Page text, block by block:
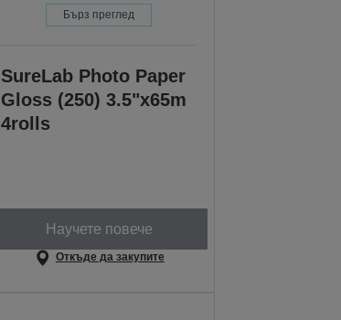
Бърз преглед
SureLab Photo Paper
Gloss (250) 3.5"x65m
4rolls
Научете повече
Откъде да закупите